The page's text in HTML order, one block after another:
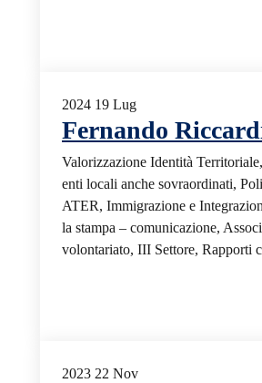
2024 19 Lug
Fernando
Valorizzazione Identità
enti locali anche sovraordinati,
ATER, Immigrazione e
la stampa – comunicazione,
volontariato, III Settore, Rapporti
2023 22 Nov